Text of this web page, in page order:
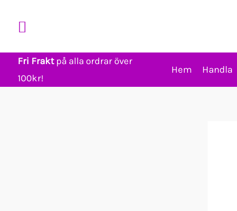
Sök
Fri Frakt på alla ordrar över
100kr!
Hem Handla